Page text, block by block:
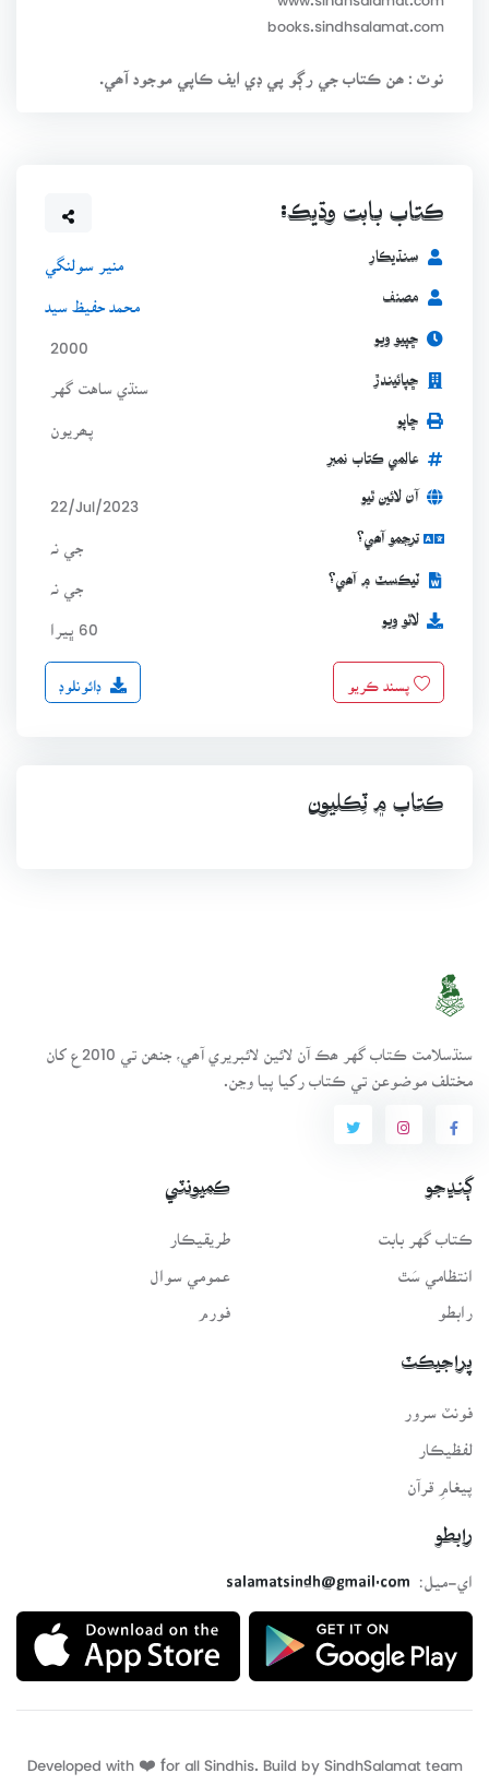
نوٽ : ھن ڪتاب جي رڳو پي ڊي ايف ڪاپي موجود آھي.
ڪتاب بابت وڌيڪ:
سنڌيڪار منير سولنگي
مصنف محمد حفيظ سيد
ڇپيو ويو
ڇپائيندڙ سنڌي ساهت گهر
ڇاپو
عالمي ڪتاب نمبر
آن لائين ٿيو 22/Jul/2023
ترجمو آھي؟
ٽيڪسٽ ۾ آھي؟
لاٿو ويو
پسند ڪريو ڊائونلوڊ
ڪتاب ۾ ٽِڪليون
سنڌسلامت ڪتاب گهر ھڪ آن لائين لائبريري آھي، جنھن تي 2010ع کان
مختلف موضوعن تي ڪتاب رکيا پيا وڃن.
ڳنڍجو
ڪتاب گهر بابت
انتظامي سَٿ
رابطو
ڪميونٽي
طريقيڪار
عمومي سوال
فورم
پراجيڪٽ
فونٽ سرور
لفظيڪار
پيغامِ قرآن
رابطو
اي-ميل:
salamatsindh@gmail.com
Developed with ❤️ for all Sindhis. Build by